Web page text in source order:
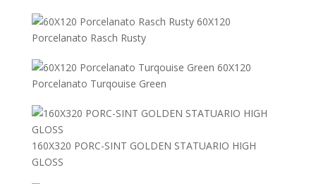
60X120
Porcelanato Rasch Rusty
60X120
Porcelanato Turqouise Green
160X320 PORC-SINT GOLDEN STATUARIO HIGH
GLOSS